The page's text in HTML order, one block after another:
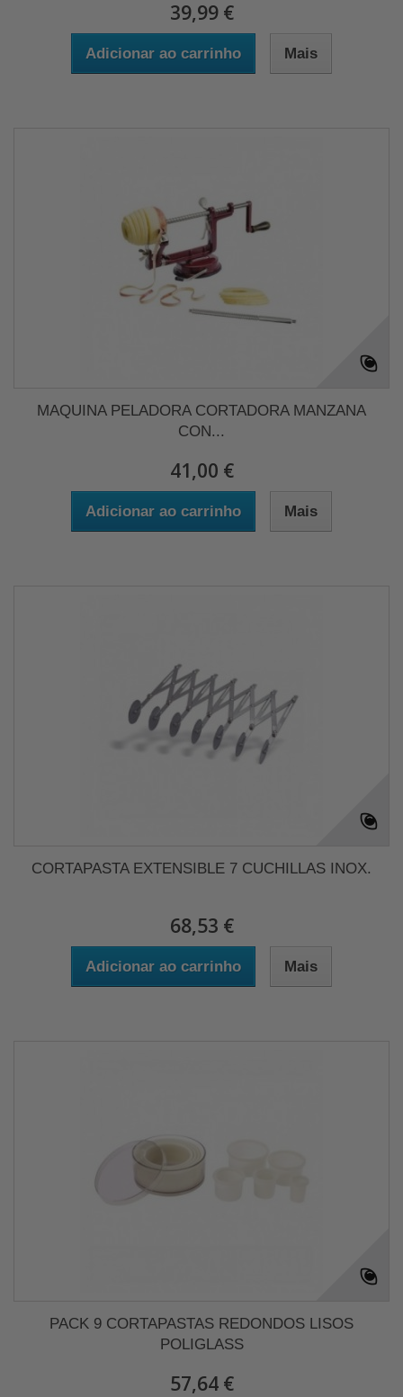
39,99 €
Adicionar ao carrinho Mais
MAQUINA PELADORA CORTADORA MANZANA
CON...
41,00 €
Adicionar ao carrinho Mais
CORTAPASTA EXTENSIBLE 7 CUCHILLAS INOX.
68,53 €
Adicionar ao carrinho Mais
PACK 9 CORTAPASTAS REDONDOS LISOS
POLIGLASS
57,64 €